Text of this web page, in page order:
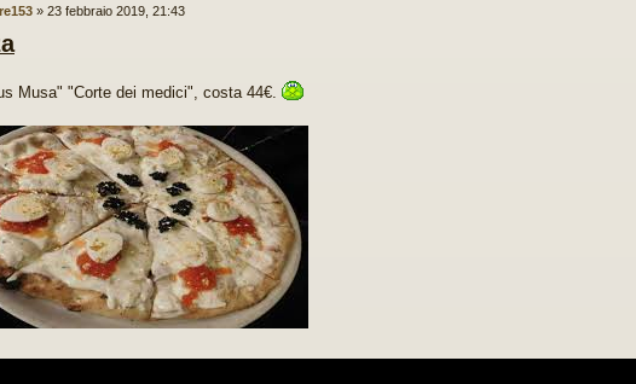
» 23 febbraio 2019, 21:43
Musa" "Corte dei medici", costa 44€.